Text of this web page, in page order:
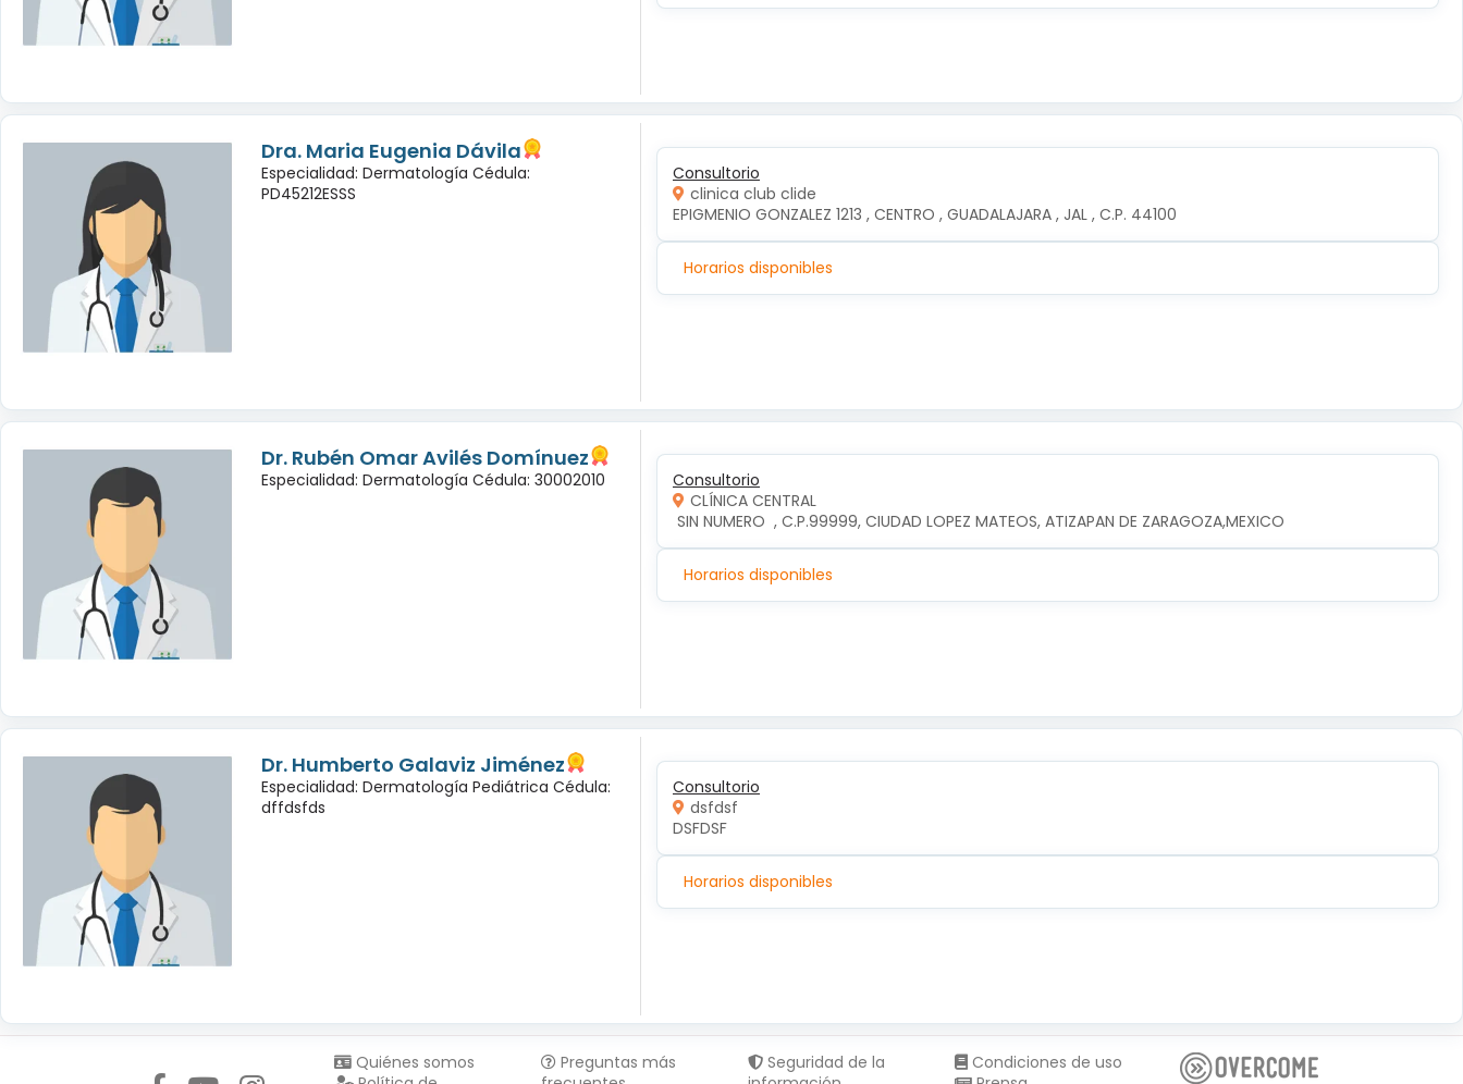
Dra. Maria Eugenia Dávila
Especialidad: Dermatología Cédula:
PD45212ESSS
Consultorio
clinica club clide
EPIGMENIO GONZALEZ 1213 , CENTRO , GUADALAJARA , JAL , C.P. 44100
Horarios disponibles
Dr. Rubén Omar Avilés Domínuez
Especialidad: Dermatología Cédula: 30002010
Consultorio
CLÍNICA CENTRAL
SIN NUMERO  , C.P.99999, CIUDAD LOPEZ MATEOS, ATIZAPAN DE ZARAGOZA,MEXICO
Horarios disponibles
Dr. Humberto Galaviz Jiménez
Especialidad: Dermatología Pediátrica Cédula:
dffdsfds
Consultorio
dsfdsf
DSFDSF
Horarios disponibles
Quiénes somos
Preguntas más
Seguridad de la
Condiciones de uso